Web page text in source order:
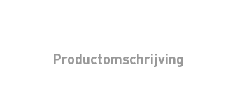
Productomschrijving